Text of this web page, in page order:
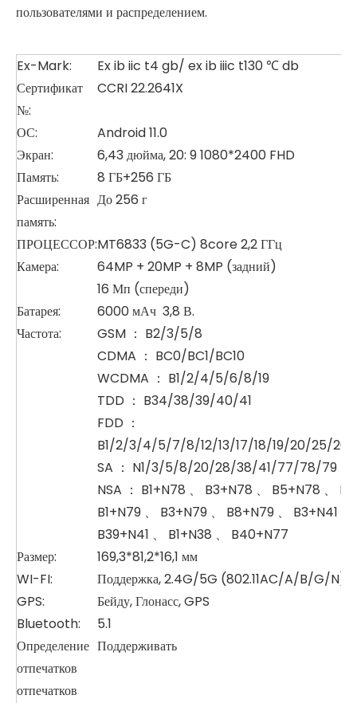
пользователями и распределением.
Ex-Mark:
Ex ib iic t4 gb/ ex ib iiic t130 ℃ db
Сертификат
№:
CCRI 22.2641X
ОС:
Android 11.0
Экран:
6,43 дюйма, 20: 9 1080*2400 FHD
Память:
8 ГБ+256 ГБ
Расширенная
память:
До 256 г
ПРОЦЕССОР:MT6833 (5G-C) 8core 2,2 ГГц
Камера:
64MP + 20MP + 8MP (задний)
16 Мп (спереди)
Батарея:
6000 мАч 3,8 В.
Частота:
GSM ： B2/3/5/8
CDMA ： BC0/BC1/BC10
WCDMA ： B1/2/4/5/6/8/19
TDD ： B34/38/39/40/41
FDD ：
B1/2/3/4/5/7/8/12/13/17/18/19/20/25/
SA ： N1/3/5/8/20/28/38/41/77/78/79
NSA ： B1+N78 、 B3+N78 、 B5+N78 、
B1+N79 、 B3+N79 、 B8+N79 、 B3+N41
B39+N41 、 B1+N38 、 B40+N77
Размер:
169,3*81,2*16,1 мм
WI-FI:
Поддержка, 2.4G/5G (802.11AC/A/B/G/N)
GPS:
Бейду, Глонасс, GPS
Bluetooth:
5.1
Определение
отпечатков
отпечатков
Поддерживать